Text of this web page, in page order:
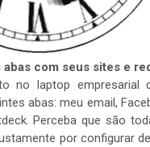
com seus sites e
no laptop empresarial
abas: meu email,
Perceba que são
por configurar